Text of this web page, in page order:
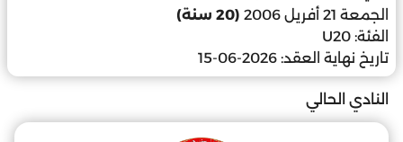
الجمعة 21 أفريل 2006
(20 سنة)
الفئة: U20
تاريخ نهاية العقد: 2026-06-15
النادي الحالي